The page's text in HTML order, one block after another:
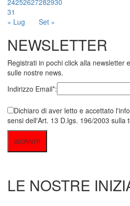
« Lug Set »
24252627282930
31
NEWSLETTER
Registrati in pochi click alla newsletter
sulle nostre news.
Indirizzo Email*:
Dichiaro di aver letto e accettato
sensi dell'Art. 13 D.lgs. 196/2003 sulla
LE NOSTRE